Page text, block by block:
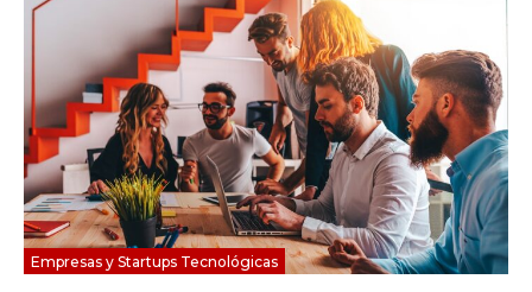
Empresas y Startups Tecnológicas